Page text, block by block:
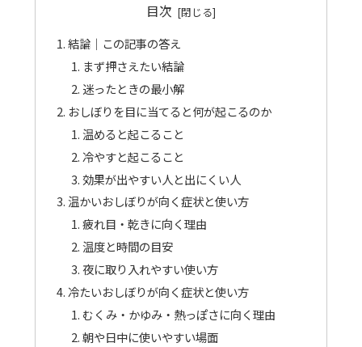
目次
結論｜この記事の答え
まず押さえたい結論
迷ったときの最小解
おしぼりを目に当てると何が起こるのか
温めると起こること
冷やすと起こること
効果が出やすい人と出にくい人
温かいおしぼりが向く症状と使い方
疲れ目・乾きに向く理由
温度と時間の目安
夜に取り入れやすい使い方
冷たいおしぼりが向く症状と使い方
むくみ・かゆみ・熱っぽさに向く理由
朝や日中に使いやすい場面